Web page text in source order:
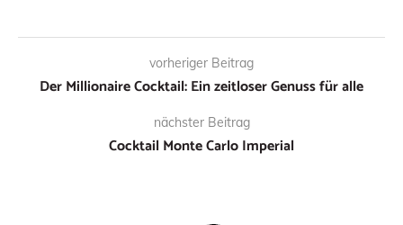
vorheriger Beitrag
Der Millionaire Cocktail: Ein zeitloser Genuss für alle
nächster Beitrag
Cocktail Monte Carlo Imperial